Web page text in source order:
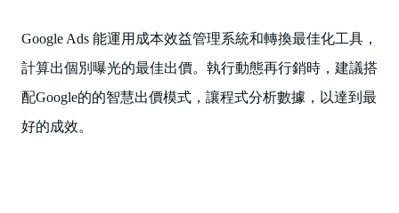
Google Ads 能運用成本效益管理系統和轉換最佳化工具，
計算出個別曝光的最佳出價。執行動態再行銷時，建議搭
配Google的的智慧出價模式，讓程式分析數據，以達到最
好的成效。